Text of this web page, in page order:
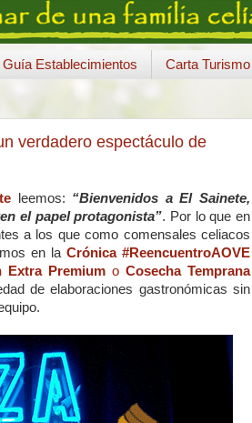
Guía Establecimientos Carta Turismo
verdadero espectáculo de
leemos: “Bienvenidos a El Sainete,
el papel protagonista”. Por lo que en
a los que como comensales celiacos
en la Crónica #ReencuentroAOVE
Extra Premium oCosecha Temprana
de elaboraciones gastronómicas sin